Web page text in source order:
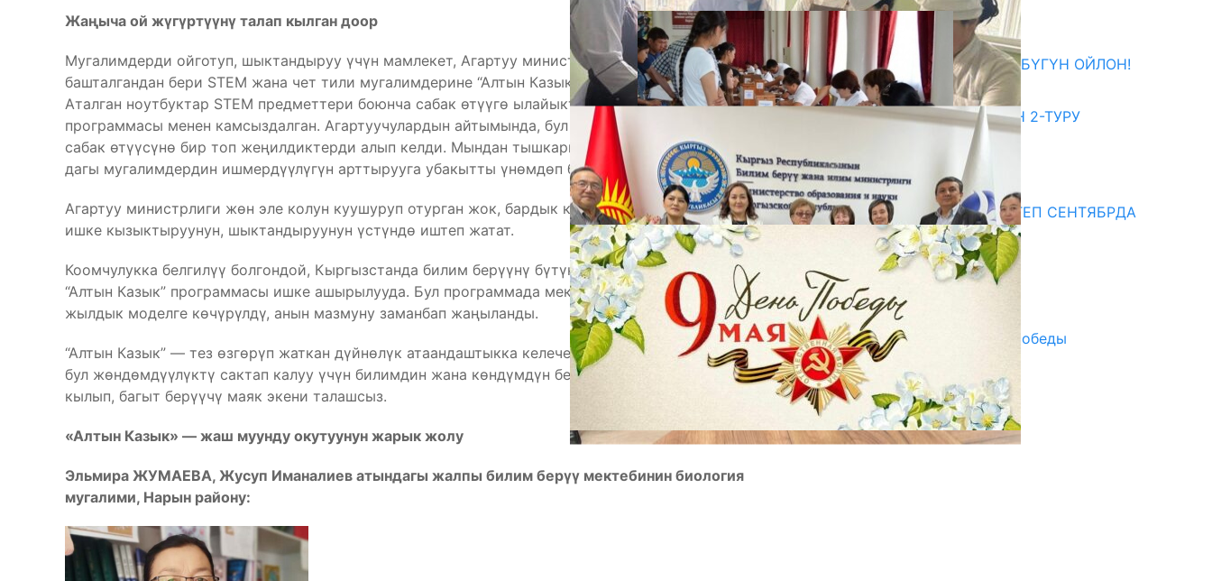
Жаңыча ой жүгүртүүнү талап кылган доор
Мугалимдерди ойготуп, шыктандыруу үчүн мамлекет, Агартуу министрлиги жаңы окуу жылы
башталгандан бери STEM жана чет тили мугалимдерине “Алтын Казык” ноутбуктарды таратты.
Аталган ноутбуктар STEM предметтери боюнча сабак өтүүгө ылайыкташылган “Санарип кампа”
программасы менен камсыздалган. Агартуучулардын айтымында, бул ноутбуктар мугалимдин
сабак өтүүсүнө бир топ жеңилдиктерди алып келди. Мындан тышкары электрондук күндөлүк
дагы мугалимдердин ишмердүүлүгүн арттырууга убакытты үнөмдөп берүүдө.
Агартуу министрлиги жөн эле колун куушуруп отурган жок, бардык күч-аракетин мугалимдерди
ишке кызыктыруунун, шыктандыруунун үстүндө иштеп жатат.
Коомчулукка белгилүү болгондой, Кыргызстанда билим берүүнү бүтүндөй трансформациялоонун
“Алтын Казык” программасы ишке ашырылууда. Бул программада мектептик билим берүү 12
жылдык моделге көчүрүлдү, анын мазмуну заманбап жаңыланды.
“Алтын Казык” — тез өзгөрүп жаткан дүйнөлүк атаандаштыкка келечек муун жөндөмдүү болуу,
бул жөндөмдүүлүктү сактап калуу үчүн билимдин жана көндүмдүн бекем фундаментин камсыз
кылып, багыт берүүчү маяк экени талашсыз.
«Алтын Казык» — жаш муунду окутуунун жарык жолу
Эльмира ЖУМАЕВА, Жусуп Иманалиев атындагы жалпы билим берүү мектебинин биология
мугалими, Нарын району:
БАШТАЛДЫ
27.07.2026
ӨЗҮҢДҮН КЕЛЕЧЕГИҢ ҮЧҮН БҮГҮН ОЙЛОН!
20.07.2026
ЖОЖДОРГО КАБЫЛ АЛУУНУН 2-ТУРУ
20.07.2026
Медиа
СУЗАКТА 750 ОРУНДУУ МЕКТЕП СЕНТЯБРДА
ПАЙДАЛАНУУГА БЕРИЛЕТ
07.08.2025
Улуу Жеңиштин жандуу сөзү
29.04.2025
Награды в преддверии Дня Победы
29.04.2025